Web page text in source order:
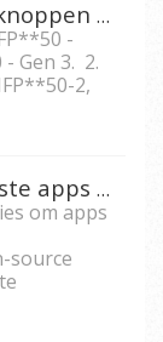
Hoe kan ik de voorpaneelknoppen bij IFP5550/IFP6550/ IFP7550/IFP8650 vergrendelen?
-
Gen 3. 2.
2,
Hoe installeer ik aangepaste apps in de Android module voor displays uit de IFP50-serie?
om apps
source